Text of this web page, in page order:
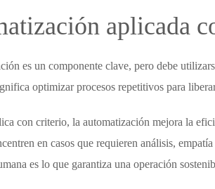
aplicada
es un componente clave, pero debe
optimizar procesos repetitivos para
con criterio, la automatización mejora la
en casos que requieren análisis,
es lo que garantiza una operación